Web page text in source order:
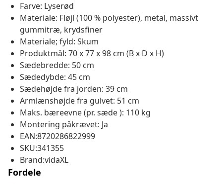
Farve: Lyserød
Materiale: Fløjl (100 % polyester), metal, massivt
gummitræ, krydsfiner
Materiale; fyld: Skum
Produktmål: 70 x 77 x 98 cm (B x D x H)
Sædebredde: 50 cm
Sædedybde: 45 cm
Sædehøjde fra jorden: 39 cm
Armlænshøjde fra gulvet: 51 cm
Maks. bæreevne (pr. sæde ): 110 kg
Montering påkrævet: Ja
EAN:8720286822999
SKU:341355
Brand:vidaXL
Fordele